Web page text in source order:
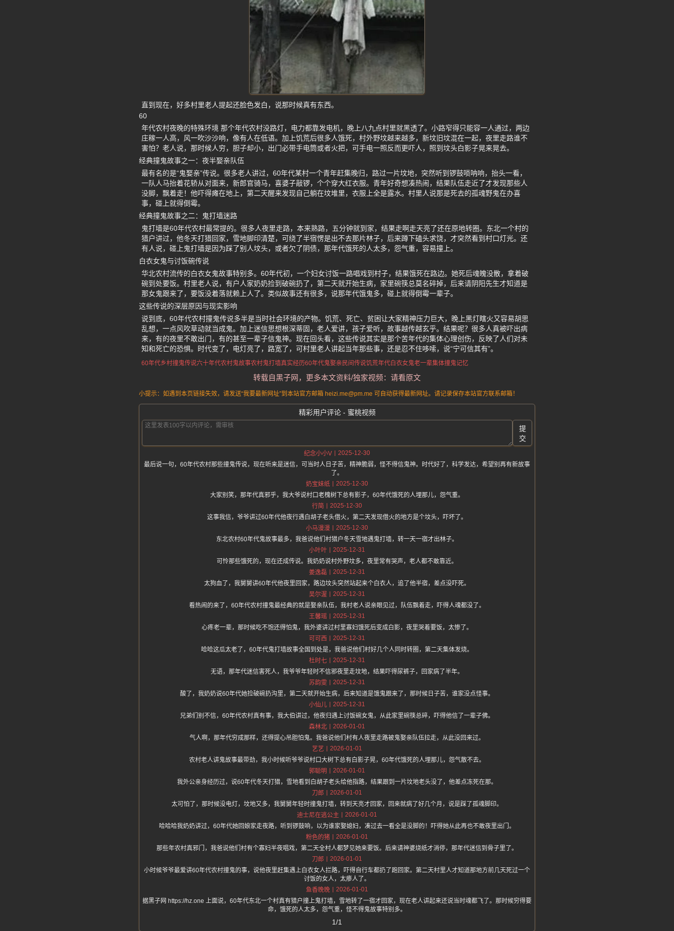
直到现在，好多村里老人提起还脸色发白，说那时候真有东西。
60
年代农村夜晚的特殊环境 那个年代农村没路灯，电力都靠发电机，晚上八九点村里就黑透了。小路窄得只能容一人通过，两边
庄稼一人高，风一吹沙沙响，像有人在低语。加上饥荒后很多人饿死，村外野坟越来越多，新坟旧坟混在一起，夜里走路谁不
害怕？老人说，那时候人穷，胆子却小，出门必带手电筒或者火把，可手电一照反而更吓人，照到坟头白影子晃来晃去。
经典撞鬼故事之一：夜半娶亲队伍
最有名的是“鬼娶亲”传说。很多老人讲过，60年代某村一个青年赶集晚归，路过一片坟地，突然听到锣鼓唢呐响，抬头一看，
一队人马抬着花轿从对面来，新郎官骑马，喜婆子敲锣，个个穿大红衣服。青年好奇想凑热闹，结果队伍走近了才发现那些人
没脚，飘着走！他吓得瘫在地上，第二天醒来发现自己躺在坟堆里，衣服上全是露水。村里人说那是死去的孤魂野鬼在办喜
事，碰上就得倒霉。
经典撞鬼故事之二：鬼打墙迷路
鬼打墙是60年代农村最常提的。很多人夜里走路，本来熟路，五分钟就到家，结果走啊走天亮了还在原地转圈。东北一个村的
猎户讲过，他冬天打猎回家，雪地脚印清楚，可绕了半宿愣是出不去那片林子，后来蹲下磕头求饶，才突然看到村口灯光。还
有人说，碰上鬼打墙是因为踩了别人坟头，或者欠了阴债，那年代饿死的人太多，怨气重，容易撞上。
白衣女鬼与讨饭碗传说
华北农村流传的白衣女鬼故事特别多。60年代初，一个妇女讨饭一路唱戏到村子，结果饿死在路边。她死后魂魄没散，拿着破
碗到处要饭。村里老人说，有户人家奶奶捡到破碗扔了，第二天就开始生病，家里碗筷总莫名碎掉，后来请阴阳先生才知道是
那女鬼跟来了，要饭没着落就赖上人了。类似故事还有很多，说那年代饿鬼多，碰上就得倒霉一辈子。
这些传说的深层原因与现实影响
说到底，60年代农村撞鬼传说多半是当时社会环境的产物。饥荒、死亡、贫困让大家精神压力巨大，晚上黑灯瞎火又容易胡思
乱想，一点风吹草动就当成鬼。加上迷信思想根深蒂固，老人爱讲，孩子爱听，故事越传越玄乎。结果呢？很多人真被吓出病
来，有的夜里不敢出门，有的甚至一辈子信鬼神。现在回头看，这些传说其实是那个苦年代的集体心理创伤，反映了人们对未
知和死亡的恐惧。时代变了，电灯亮了，路宽了，可村里老人讲起当年那些事，还是忍不住哆嗦，说“宁可信其有”。
60年代乡村撞鬼传说六十年代农村鬼故事农村鬼打墙真实经历60年代鬼娶亲民间传说饥荒年代白衣女鬼老一辈集体撞鬼记忆
转载自黑子网，更多本文资料/独家视频：请看原文
小提示：如遇到本页链接失效，请发送“我要最新网址”到本站官方邮箱 heizi.me@pm.me 可自动获得最新网址。请记录保存本站官方联系邮箱！
精彩用户评论 - 蜜桃视频
提
交
纪念小小V
2025-12-30
最后说一句，60年代农村那些撞鬼传说，现在听来是迷信，可当时人日子苦，精神脆弱，怪不得信鬼神。时代好了，科学发达，希望别再有新故事
了。
奶宝妹纸
2025-12-30
大家别笑，那年代真邪乎，我大爷说村口老槐树下总有影子，60年代饿死的人埋那儿，怨气重。
行简
2025-12-30
这事我信，爷爷讲过60年代他夜行遇白胡子老头借火，第二天发现借火的地方是个坟头，吓坏了。
小马漫漫
2025-12-30
东北农村60年代鬼故事最多，我爸说他们村猎户冬天雪地遇鬼打墙，转一天一宿才出林子。
小叶叶
2025-12-31
可怜那些饿死的，现在还成传说。我奶奶说村外野坟多，夜里常有哭声，老人都不敢靠近。
姜逸磊
2025-12-31
太狗血了，我舅舅讲60年代他夜里回家，路边坟头突然站起来个白衣人，追了他半宿，差点没吓死。
吴尔渥
2025-12-31
看热闹的来了，60年代农村撞鬼最经典的就是娶亲队伍，我村老人说亲眼见过，队伍飘着走，吓得人魂都没了。
王馨瑶
2025-12-31
心疼老一辈，那时候吃不饱还得怕鬼，我外婆讲过村里寡妇饿死后变成白影，夜里哭着要饭，太惨了。
可可西
2025-12-31
哈哈这瓜太老了，60年代鬼打墙故事全国到处是，我爸说他们村好几个人同时转圈，第二天集体发烧。
杜时七
2025-12-31
无语，那年代迷信害死人，我爷爷年轻时不信邪夜里走坟地，结果吓得尿裤子，回家病了半年。
苏韵雯
2025-12-31
酸了，我奶奶说60年代她捡破碗扔沟里，第二天就开始生病，后来知道是饿鬼跟来了，那时候日子苦，谁家没点怪事。
小仙儿
2025-12-31
兄弟们别不信，60年代农村真有事，我大伯讲过，他夜归遇上讨饭碗女鬼，从此家里碗筷总碎，吓得他信了一辈子佛。
森林北
2026-01-01
气人啊，那年代穷成那样，还得提心吊胆怕鬼。我爸说他们村有人夜里走路被鬼娶亲队伍拉走，从此没回来过。
艺艺
2026-01-01
农村老人讲鬼故事最带劲，我小时候听爷爷说村口大树下总有白影子晃，60年代饿死的人埋那儿，怨气散不去。
郭聪明
2026-01-01
我外公亲身经历过，说60年代冬天打猎，雪地看到白胡子老头给他指路，结果跟到一片坟地老头没了，他差点冻死在那。
刀郎
2026-01-01
太可怕了，那时候没电灯，坟地又多，我舅舅年轻时撞鬼打墙，转到天亮才回家，回来就病了好几个月，说是踩了孤魂脚印。
迪士尼在逃公主
2026-01-01
哈哈哈我奶奶讲过，60年代她回娘家走夜路，听到锣鼓响，以为谁家娶媳妇，凑过去一看全是没脚的！吓得她从此再也不敢夜里出门。
粉色的猪
2026-01-01
那些年农村真邪门，我爸说他们村有个寡妇半夜唱戏，第二天全村人都梦见她来要饭。后来请神婆烧纸才消停，那年代迷信到骨子里了。
刀郎
2026-01-01
小时候爷爷最爱讲60年代农村撞鬼的事，说他夜里赶集遇上白衣女人拦路，吓得自行车都扔了跑回家。第二天村里人才知道那地方前几天死过一个
讨饭的女人，太瘆人了。
鱼香晚晚
2026-01-01
据黑子网 https://hz.one 上面说，60年代东北一个村真有猎户撞上鬼打墙，雪地转了一宿才回家，现在老人讲起来还说当时魂都飞了。那时候穷得要
命，饿死的人太多，怨气重，怪不得鬼故事特别多。
1/1